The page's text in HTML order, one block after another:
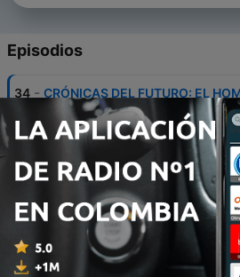
Episodios
34 - CRÓNICAS DEL FUTURO: EL
DESPERTÓ EN EL AÑO 3906
30 jun. 2026
33 - El Caso Walton: La Abducción
Mundo
La Antártida: El Secreto Prohibido
02 jun. 2026